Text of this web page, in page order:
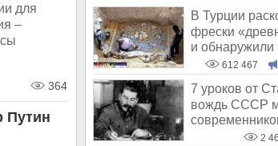
для
–
364
Путин
В Турции
фрески
и обнаружили
Русском!
612 467
7 уроков от
вождь СССР
2